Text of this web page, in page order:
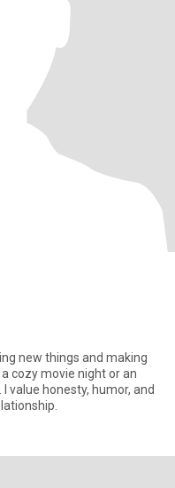
new things and making
cozy movie night or an
value honesty, humor, and